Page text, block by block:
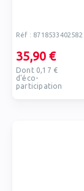
Réf : 8718533402582
35,90 €
Dont 0,17 €
d'éco-
participation